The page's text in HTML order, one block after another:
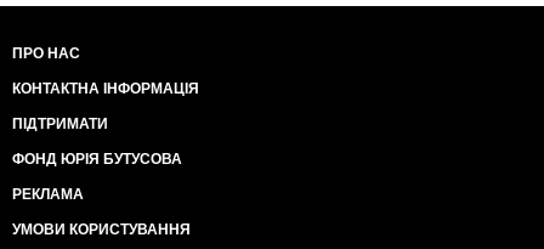
хабарники отримали чудову нагоду впливати на
вирішення питання про позбавлення адвокатів
права на заняття адвокатською діяльністю ( через
різного роду кишенькові колегії адвокатів). У зв'язку
з чим адвокати не можуть надавати сторонам у
час перебувають під прицілом корумпованої
феміди.
ПРО НАС
КОНТАКТНА ІНФОРМАЦІЯ
ПІДТРИМАТИ
ФОНД ЮРІЯ БУТУСОВА
РЕКЛАМА
УМОВИ КОРИСТУВАННЯ